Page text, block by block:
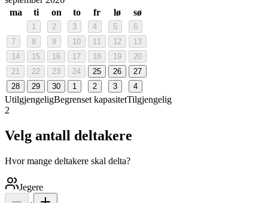
ma
ti on to fr lø sø
1 2 3 4 5
6
7
8 9 10 11 12
13
14
15 16 17 18 19
20
21
22 23 24 25 26
27
28
29 30 1 2 3 4
UtilgjengeligBegrenset kapasitetTilgjengelig
2
Velg antall deltakere
Hvor mange deltakere skal delta?
Jegere